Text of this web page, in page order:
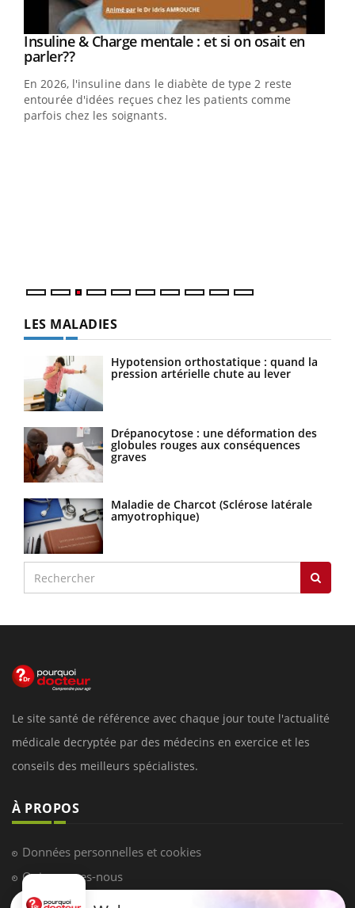
Youtube
Insuline & Charge mentale : et si on osait en
parler??Youtube
En 2026, l'insuline dans le diabète de type 2 reste
entourée d'idées reçues chez les patients comme
parfois chez les soignants.
LES MALADIES
Hypotension orthostatique : quand la
pression artérielle chute au lever
Drépanocytose : une déformation des
globules rouges aux conséquences
graves
Maladie de Charcot (Sclérose latérale
amyotrophique)
Le site santé de référence avec chaque jour toute l'actualité
médicale decryptée par des médecins en exercice et les
conseils des meilleurs spécialistes.
À PROPOS
Données personnelles et cookies
Qui sommes-nous
Conditions d'utilisation